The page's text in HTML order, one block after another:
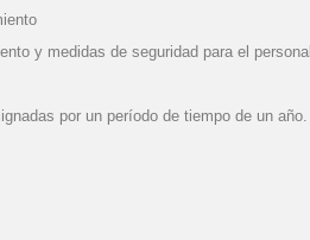
y medidas de seguridad para el personal
por un período de tiempo de un año.